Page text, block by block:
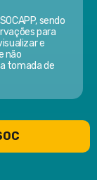
sendo
para
e
não
tomada de